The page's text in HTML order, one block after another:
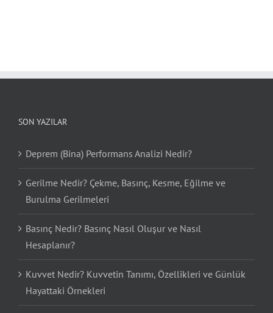
SON YAZILAR
Deprem (Bina) Performans Analizi Nedir?
Gerilme Nedir? Çekme, Basınç, Kesme, Eğilme ve
Burulma Gerilmeleri
Basınç Nedir? Basınç Nasıl Oluşur ve Nasıl
Hesaplanır?
Kuvvet Nedir? Kuvvetin Tanımı, Özellikleri ve Günlük
Hayattaki Örnekleri